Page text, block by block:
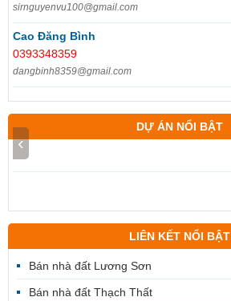
sirnguyenvu100@gmail.com
Cao Đăng Bình
0393348359
dangbinh8359@gmail.com
DỰ ÁN NỔI BẬT
‹
LIÊN KẾT NỔI BẬT
Bán nhà đất Lương Sơn
Bán nhà đất Thạch Thất